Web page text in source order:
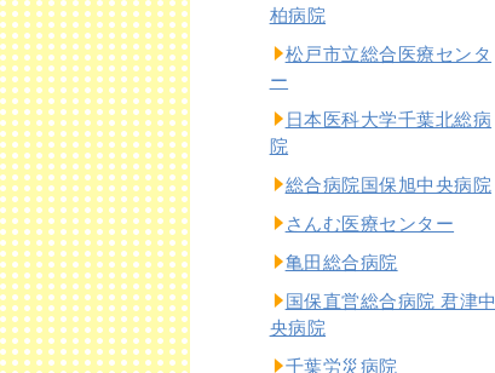
柏病院
松戸市立総合医療センタ
ー
日本医科大学千葉北総病
院
総合病院国保旭中央病院
さんむ医療センター
亀田総合病院
国保直営総合病院 君津中
央病院
千葉労災病院